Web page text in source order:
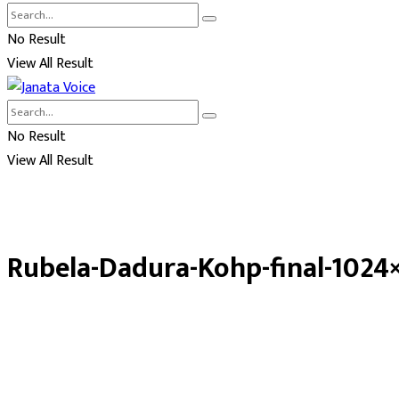
No Result
View All Result
No Result
View All Result
Rubela-Dadura-Kohp-final-